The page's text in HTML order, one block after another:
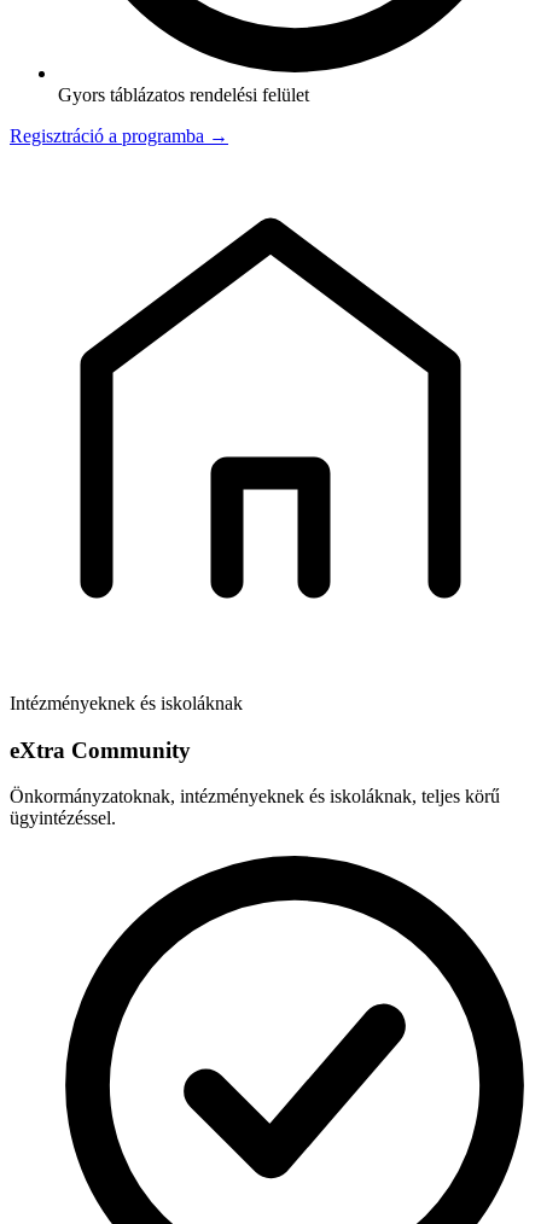
Gyors táblázatos rendelési felület
Regisztráció a programba →
Intézményeknek és iskoláknak
eXtra Community
Önkormányzatoknak, intézményeknek és iskoláknak, teljes körű
ügyintézéssel.